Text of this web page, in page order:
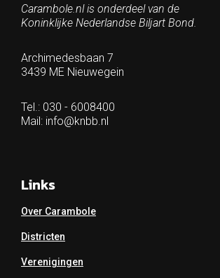
Carambole.nl is onderdeel van de
Koninklijke Nederlandse Biljart Bond.
Archimedesbaan 7
3439 ME Nieuwegein
Tel.: 030 - 6008400
Mail: info@knbb.nl
Links
Over Carambole
Districten
Verenigingen